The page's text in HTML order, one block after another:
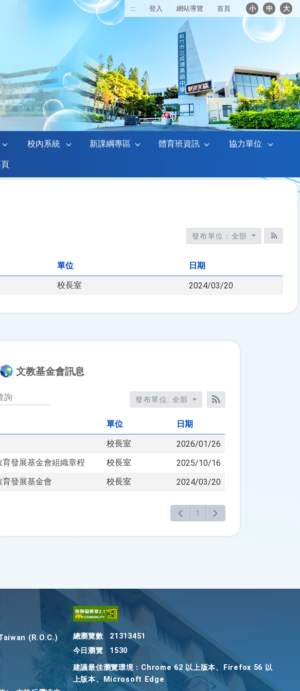
::: 登入 網站導覽 首頁 小 中 大
校內系統 新課綱專區 體育班資訊 協力單位
發布單位：全部
RSS訂
單位
日期
校長室 2024/03/20
文教基金會訊息
發布單位: 全部
RSS訂閱
單位
日期
校長室
2026/01/26
發展基金會組織章程
校長室
2025/10/16
發展基金會
校長室 2024/03/20
1
(R.O.C.)
總瀏覽數
21313451
今日瀏覽
1530
建議最佳瀏覽環境：Chrome 62 以上版本、Firefox 56 以
上版本、Microsoft Edge